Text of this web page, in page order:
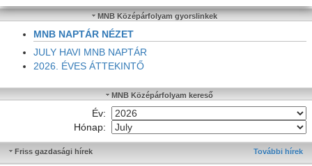
MNB Középárfolyam gyorslinkek
MNB NAPTÁR NÉZET
JULY HAVI MNB NAPTÁR
2026. ÉVES ÁTTEKINTŐ
MNB Középárfolyam kereső
Év:
Hónap:
Friss gazdasági hírek További hírek